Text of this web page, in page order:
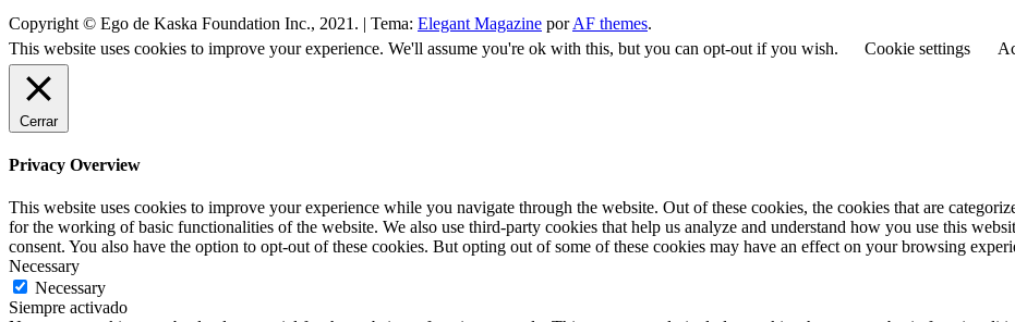
Copyright © Ego de Kaska Foundation Inc., 2021. | Tema: Elegant Magazine porAF themes.
This website uses cookies to improve your experience. We'll assume you're ok with this, but you can opt-out if you wish.
Cookie settings
Cerrar
Privacy Overview
This website uses cookies to improve your experience while you navigate through the website. Out of these cookies, the cookies that are
for the working of basic functionalities of the website. We also use third-party cookies that help us analyze and understand how you use this
consent. You also have the option to opt-out of these cookies. But opting out of some of these cookies may have an effect on your browsing
Necessary
Necessary
Siempre activado